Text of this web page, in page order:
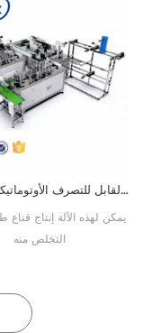
آلة قناع الوجه الطائرة القابل للتصرف الأوتوماتيكية بالكامل
يمكن لهذه الآلة إنتاج قناع
التخلص منه